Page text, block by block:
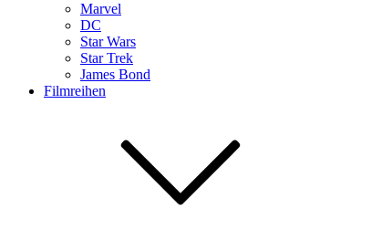
Marvel
DC
Star Wars
Star Trek
James Bond
Filmreihen